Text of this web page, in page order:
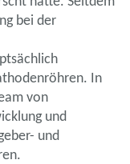
bei der
In
von
und
und